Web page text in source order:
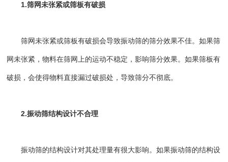
1.筛网未张紧或筛板有破损
筛网未张紧或筛板有破损会导致振动筛的筛分效果不佳。如果筛
网未张紧，物料在筛网上的运动不稳定，影响筛分效果。如果筛板有
破损，会使得物料直接漏过破损处，导致筛分不彻底。
2.振动筛结构设计不合理
振动筛的结构设计对其处理量有很大影响。如果振动筛的结构设